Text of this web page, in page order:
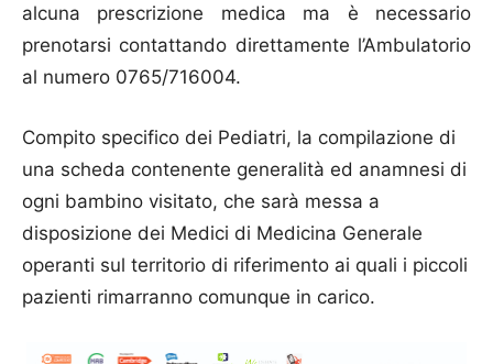
alcuna prescrizione medica ma è necessario
prenotarsi contattando direttamente l’Ambulatorio
al numero 0765/716004.
Compito specifico dei Pediatri, la compilazione di
una scheda contenente generalità ed anamnesi di
ogni bambino visitato, che sarà messa a
disposizione dei Medici di Medicina Generale
operanti sul territorio di riferimento ai quali i piccoli
pazienti rimarranno comunque in carico.